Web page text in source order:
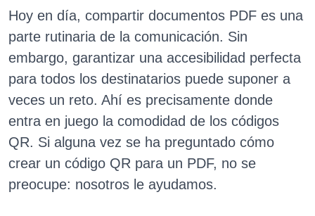
Hoy en día, compartir documentos PDF es una
parte rutinaria de la comunicación. Sin
embargo, garantizar una accesibilidad perfecta
para todos los destinatarios puede suponer a
veces un reto. Ahí es precisamente donde
entra en juego la comodidad de los códigos
QR. Si alguna vez se ha preguntado cómo
crear un código QR para un PDF, no se
preocupe: nosotros le ayudamos.